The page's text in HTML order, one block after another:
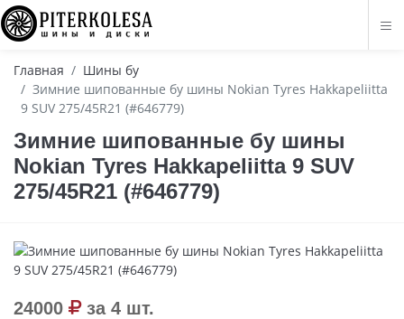
Главная
Шины бу
Зимние шипованные бу шины Nokian Tyres Hakkapeliitta
9 SUV 275/45R21 (#646779)
Зимние шипованные бу шины
Nokian Tyres Hakkapeliitta 9 SUV
275/45R21 (#646779)
24000 за 4 шт.